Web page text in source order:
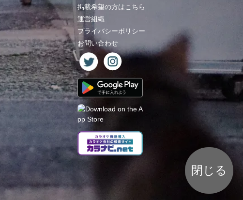
掲載希望の方はこちら
運営組織
プライバシーポリシー
お問い合わせ
閉じる